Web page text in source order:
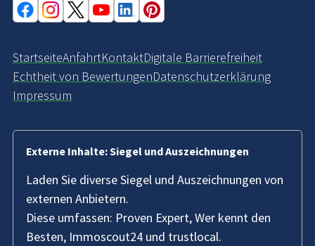
StartseiteAnfahrtKontaktDigitale Barrierefreiheit
Echtheit von BewertungenDatenschutzerklärung
Impressum
Externe Inhalte: Siegel und Auszeichnungen
Laden Sie diverse Siegel und Auszeichnungen von
externen Anbietern.
Diese umfassen: Proven Expert, Wer kennt den
Besten, Immoscout24 und trustlocal.